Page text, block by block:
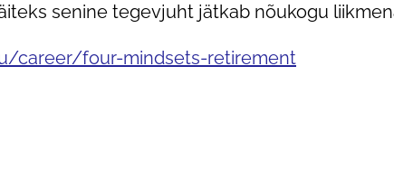
senine tegevjuht jätkab nõukogu
career/four-mindsets-retirement